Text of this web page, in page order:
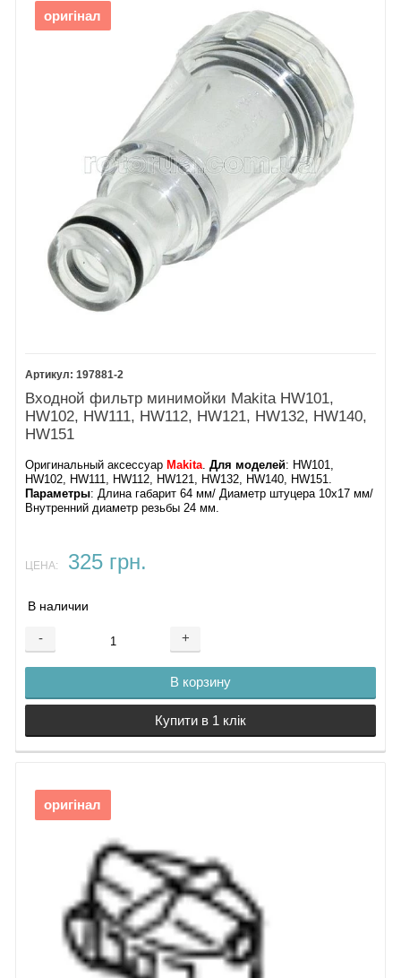
Очиститель для сопла
Входной фильтр для воды
На странице категории представлены все основные
оригинальные запчасти Makita HW102, включая:
насос и помпу высокого давления,
фильтры и уплотнительные кольца,
шланги, штуцеры, держатели,
корпус, колеса, кнопки и другие детали.
Для удобства пользователей размещена
схема деталировки Makita HW102
быстро и точно подобрать нужную деталь. Рядом со
схемой — список всех позиций с номерами для
упрощенного подбора.
Makita HW102 запчасти купить Украина
оригинальные детали для минимойки Makita HW102
схема минимойки Makita HW102
комплектующие Makita HW102
насос, фильтр, корпус, держатель Makita HW102
Преимущества покупки у нас:
✔ Точная деталировка и артикулы
✔ Быстрая доставка по всей Украине — Киев, Харьков,
✔ Возможность оплаты картой, наложенным платежом или
безналичным расчетом
Восстановите работу вашей минимойки Makita HW102 —
заказывайте оригинальные запчасти в надежном интернет-
магазине!
оригінал
197881-2
Входной фильтр минимойки Makita HW101,
HW102, HW111, HW112, HW121, HW132, HW140,
HW151
Оригинальный аксессуар Makita.Для моделей: HW101,
HW102, HW111, HW112, HW121, HW132, HW140, HW151.
Параметры: Длина габарит 64 мм/ Диаметр штуцера 10х17 мм/
Внутренний диаметр резьбы 24 мм.
ЦЕНА: 325 грн.
В наличии
- +
В корзину
Купити в 1 клік
оригінал